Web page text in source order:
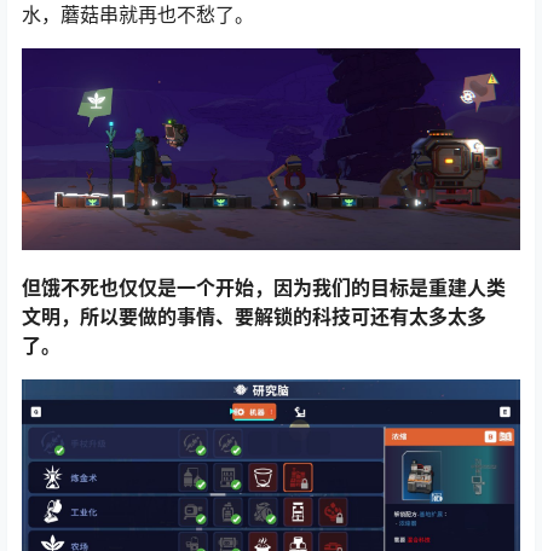
水，蘑菇串就再也不愁了。
但饿不死也仅仅是一个开始，因为我们的目标是重建人类
文明，所以要做的事情、要解锁的科技可还有太多太多
了。